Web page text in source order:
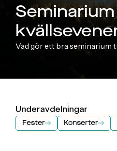
Vad gör ett bra seminarium
Underavdelningar
Fester Konserter